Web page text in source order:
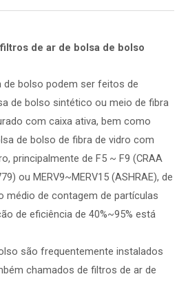
de ar de bolsa de bolso
de bolso podem ser feitos de
de bolso sintético ou meio de fibra
com caixa ativa, bem como
de bolso de fibra de vidro com
principalmente de F5 ~ F9 (CRAA
ou MERV9~MERV15 (ASHRAE), de
de contagem de partículas
de eficiência de 40%~95% está
são frequentemente instalados
chamados de filtros de ar de